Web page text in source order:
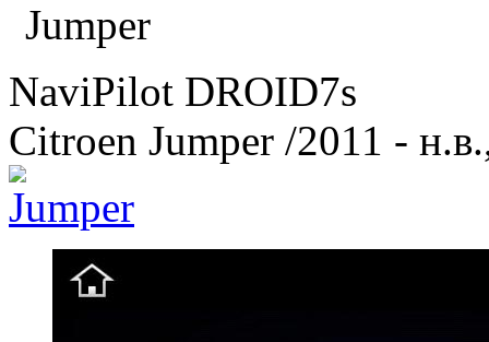
Jumper
NaviPilot DROID7s
Citroen Jumper /2011 -